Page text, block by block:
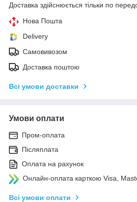
Доставка здійснюється тільки по
Нова Пошта
Delivery
Самовивозом
Доставка поштою
Всі умови доставки
Умови оплати
Пром-оплата
Післяплата
Оплата на рахунок
Онлайн-оплата карткою Visa,
Всі умови оплати